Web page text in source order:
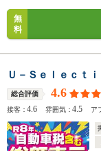
無
料
Ｕ－Ｓｅｌｅｃｔ
総合評価 4.6
接客：4.6 雰囲気：4.5 ア